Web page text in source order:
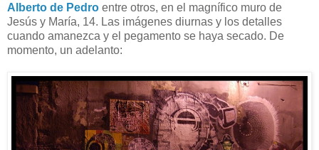
Alberto de Pedro entre otros, en el magnífico muro de
Jesús y María, 14. Las imágenes diurnas y los detalles
cuando amanezca y el pegamento se haya secado. De
momento, un adelanto: